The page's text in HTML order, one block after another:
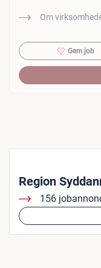
Om
Gem job
Region
156